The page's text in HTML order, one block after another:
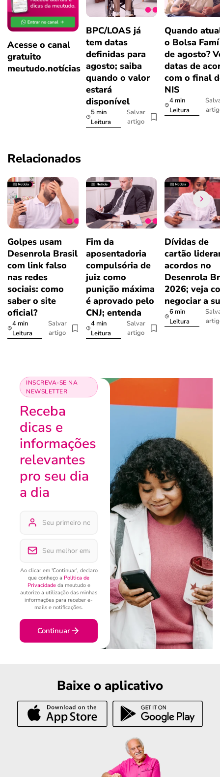
Acesse o canal
gratuito
meutudo.notícias
BPC/LOAS já
tem datas
definidas para
agosto; saiba
quando o valor
estará
disponível
5 min
Leitura
Salvar
artigo
Quando
o Bolsa
de agosto?
datas de
com o final
NIS
4 min
Leitura
Relacionados
Golpes usam
Desenrola Brasil
com link falso
nas redes
sociais: como
saber o site
oficial?
4 min
Leitura
Salvar
artigo
Fim da
aposentadoria
compulsória de
juiz como
punição máxima
é aprovado pelo
CNJ; entenda
4 min
Leitura
Salvar
artigo
Dívidas de
cartão
acordos no
Desenrola
2026; veja
negociar a
6 min
Leitura
INSCREVA-SE NA
NEWSLETTER
Receba
dicas e
informações
relevantes
pro seu dia
a dia
Ao clicar em 'Continuar', declaro
que conheço a Política de
Privacidadeda meutudo e
autorizo a utilização das minhas
informações para receber e-
mails e notificações.
Continuar
Baixe o aplicativo